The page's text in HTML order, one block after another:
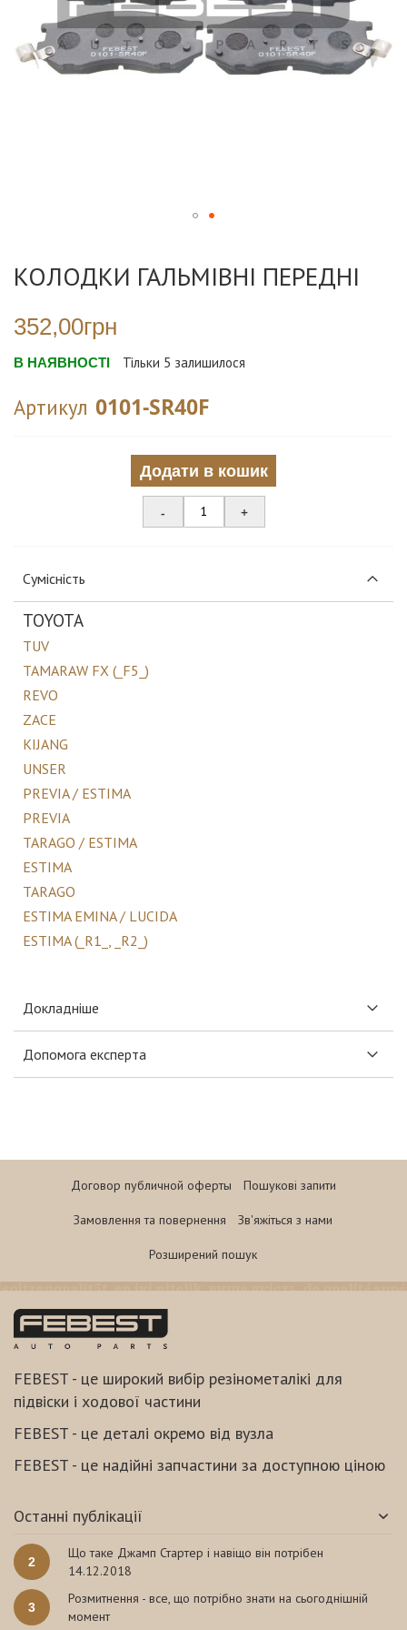
початку
зображень
КОЛОДКИ ГАЛЬМІВНІ ПЕРЕДНІ
352,00грн
В НАЯВНОСТІ Тільки 5 залишилося
Артикул 0101-SR40F
Додати в кошик
- +
Сумісність
TOYOTA
TUV
TAMARAW FX (_F5_)
REVO
ZACE
KIJANG
UNSER
PREVIA / ESTIMA
PREVIA
TARAGO / ESTIMA
ESTIMA
TARAGO
ESTIMA EMINA / LUCIDA
ESTIMA (_R1_, _R2_)
Докладніше
Допомога експерта
Договор публичной оферты Пошукові запити
Замовлення та повернення Зв'яжіться з нами
Розширений пошук
FEBEST - це широкий вибір резінометалікі для
підвіски і ходової частини
FEBEST - це деталі окремо від вузла
FEBEST - це надійні запчастини за доступною ціною
Останні публікації
2
Що таке Джамп Стартер і навіщо він потрібен
14.12.2018
3
Розмитнення - все, що потрібно знати на сьогоднішній
момент